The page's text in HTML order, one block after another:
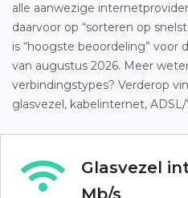
alle aanwezige
daarvoor op “sorteren op
is “hoogste beoordeling” voor
van augustus 2026. Meer
verbindingstypes? Verderop
glasvezel, kabelinternet,
Glasvezel
Mb/s